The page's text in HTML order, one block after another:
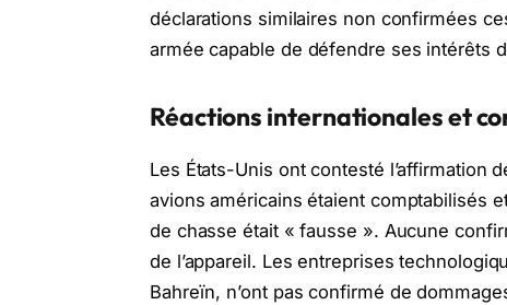
déclarations similaires non confirmées
armée capable de défendre ses intérêts
Réactions internationales et
Les États-Unis ont contesté l’affirmation
avions américains étaient comptabilisés
de chasse était « fausse ». Aucune
de l’appareil. Les entreprises
Bahreïn, n’ont pas confirmé de